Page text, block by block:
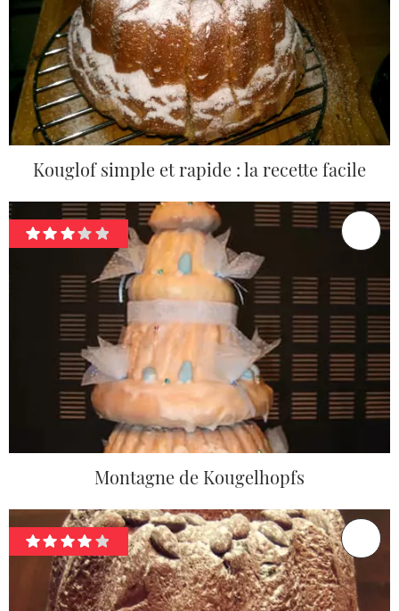
Kouglof simple et rapide : la recette facile
Montagne de Kougelhopfs